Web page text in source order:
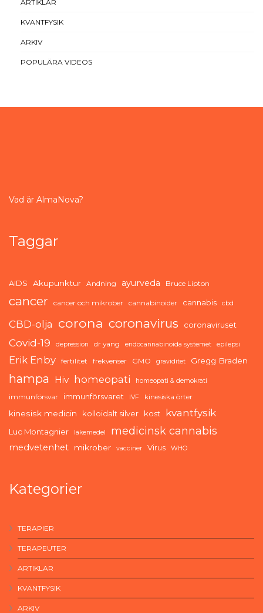
ARTIKLAR
KVANTFYSIK
ARKIV
POPULÄRA VIDEOS
Vad är AlmaNova?
Taggar
AIDS Akupunktur Andning ayurveda Bruce Lipton
cancer cancer och mikrober cannabinoider cannabis cbd
CBD-olja corona coronavirus coronaviruset
Covid-19 depression dr yang endocannabinoida systemet epilepsi
Erik Enby fertilitet frekvenser GMO graviditet Gregg Braden
hampa Hiv homeopati homeopati & demokrati
immunförsvar immunförsvaret IVF kinesiska örter
kinesisk medicin kolloidalt silver kost kvantfysik
Luc Montagnier läkemedel medicinsk cannabis
medvetenhet mikrober vacciner Virus WHO
Kategorier
TERAPIER
TERAPEUTER
ARTIKLAR
KVANTFYSIK
ARKIV